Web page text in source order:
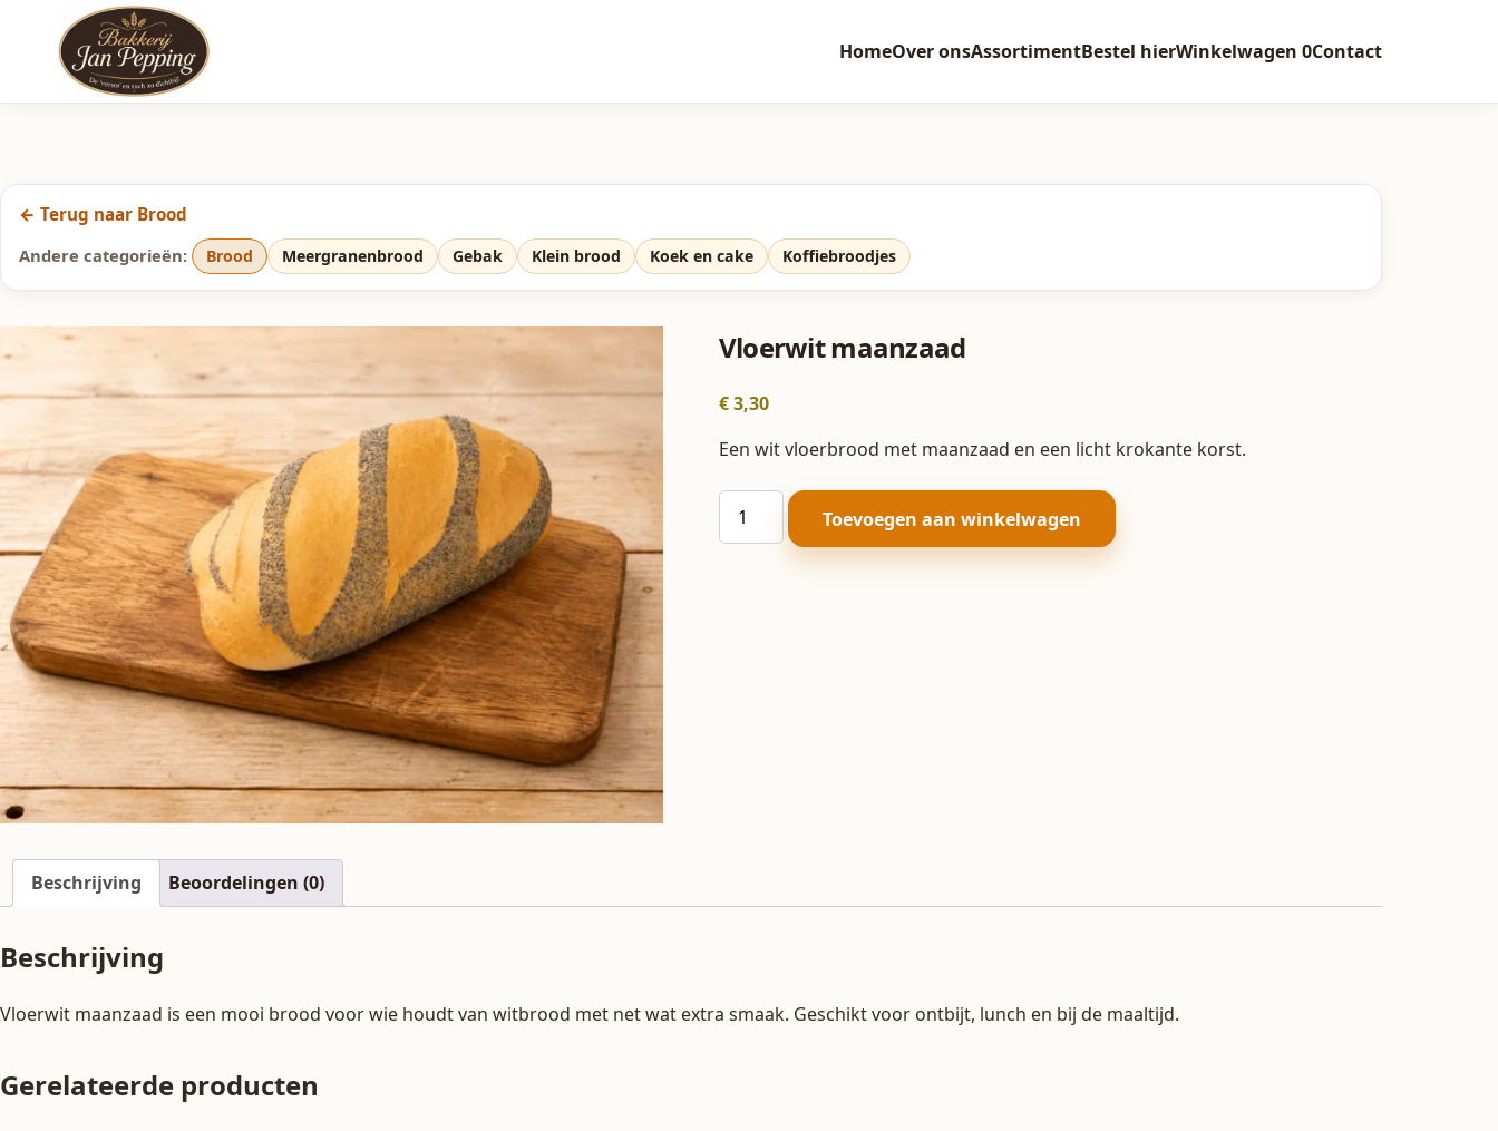
HomeOver onsAssortimentBestel hierWinkelwagen 0Contact
← Terug naar Brood
Andere categorieën:
Brood Meergranenbrood Gebak Klein brood Koek en cake Koffiebroodjes
Vloerwit maanzaad
€3,30
Een wit vloerbrood met maanzaad en een licht krokante korst.
Vloerwit
maanzaad
Toevoegen aan winkelwagen
Beschrijving Beoordelingen (0)
Beschrijving
Vloerwit maanzaad is een mooi brood voor wie houdt van witbrood met net wat extra smaak. Geschikt voor ontbijt, lunch en bij de maaltijd.
Gerelateerde producten